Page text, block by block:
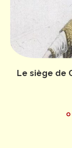
Le siège de